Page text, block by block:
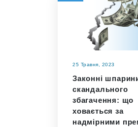
25 Травня, 2023
Законні
скандального
збагачення: що
ховається за
надмірними